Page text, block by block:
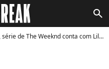
search
conta com Lily Rose-Depp e Troy Sivan no elenco - Foto